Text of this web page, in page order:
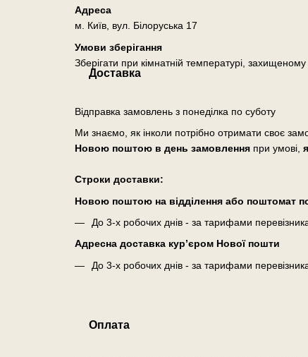
Адреса
м. Київ, вул. Білоруська 17
Умови зберігання
Зберігати при кімнатній температурі,
Доставка
Відправка замовлень з понеділка по суботу
Ми знаємо, як інколи потрібно отримати своє
Новою поштою в день замовленняпри умові,
Cтроки доставки:
Новою поштою на відділення або поштомат по
До 3-х робочих днів - за тарифами
Адресна доставка кур’єром Нової пошти
До 3-х робочих днів - за тарифами
Оплата